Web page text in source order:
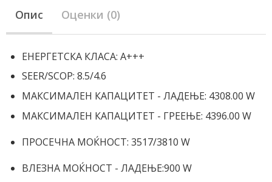
Опис Оценки (0)
ЕНЕРГЕТСКА КЛАСА: A+++
SEER/SCOP: 8.5/4.6
МАКСИМАЛЕН КАПАЦИТЕТ - ЛАДЕЊЕ: 4308.00 W
МАКСИМАЛЕН КАПАЦИТЕТ - ГРЕЕЊЕ: 4396.00 W
ПРОСЕЧНА МОЌНОСТ: 3517/3810 W
ВЛЕЗНА МОЌНОСТ - ЛАДЕЊЕ:900 W